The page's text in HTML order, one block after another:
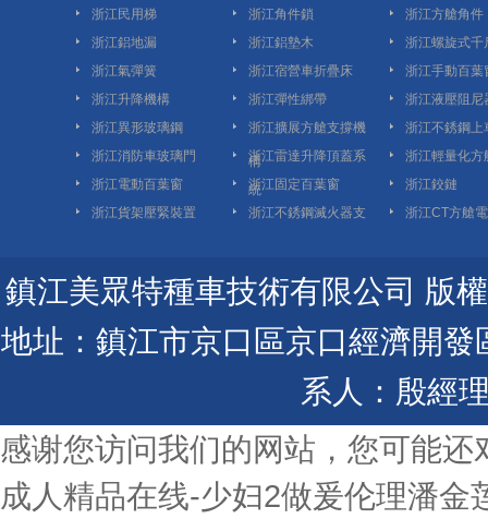
浙江民用梯
浙江角件鎖
浙江方艙角件
浙江鋁地漏
浙江鋁墊木
浙江螺旋式千
浙江氣彈簧
浙江宿營車折疊床
浙江手動百葉
浙江升降機構
浙江彈性綁帶
浙江液壓阻尼
浙江異形玻璃鋼
浙江擴展方艙支撐機
構
浙江不銹鋼上
浙江消防車玻璃門
浙江雷達升降頂蓋系
統
浙江輕量化方
浙江電動百葉窗
浙江固定百葉窗
浙江鉸鏈
浙江貨架壓緊裝置
浙江不銹鋼滅火器支 浙江CT方艙
鎮江美眾特種車技術有限公司 版
地址：鎮江市京口區京口經濟開
系人：殷經
感谢您访问我们的网站，您可能还
成人精品在线-少妇2做爰伦理潘